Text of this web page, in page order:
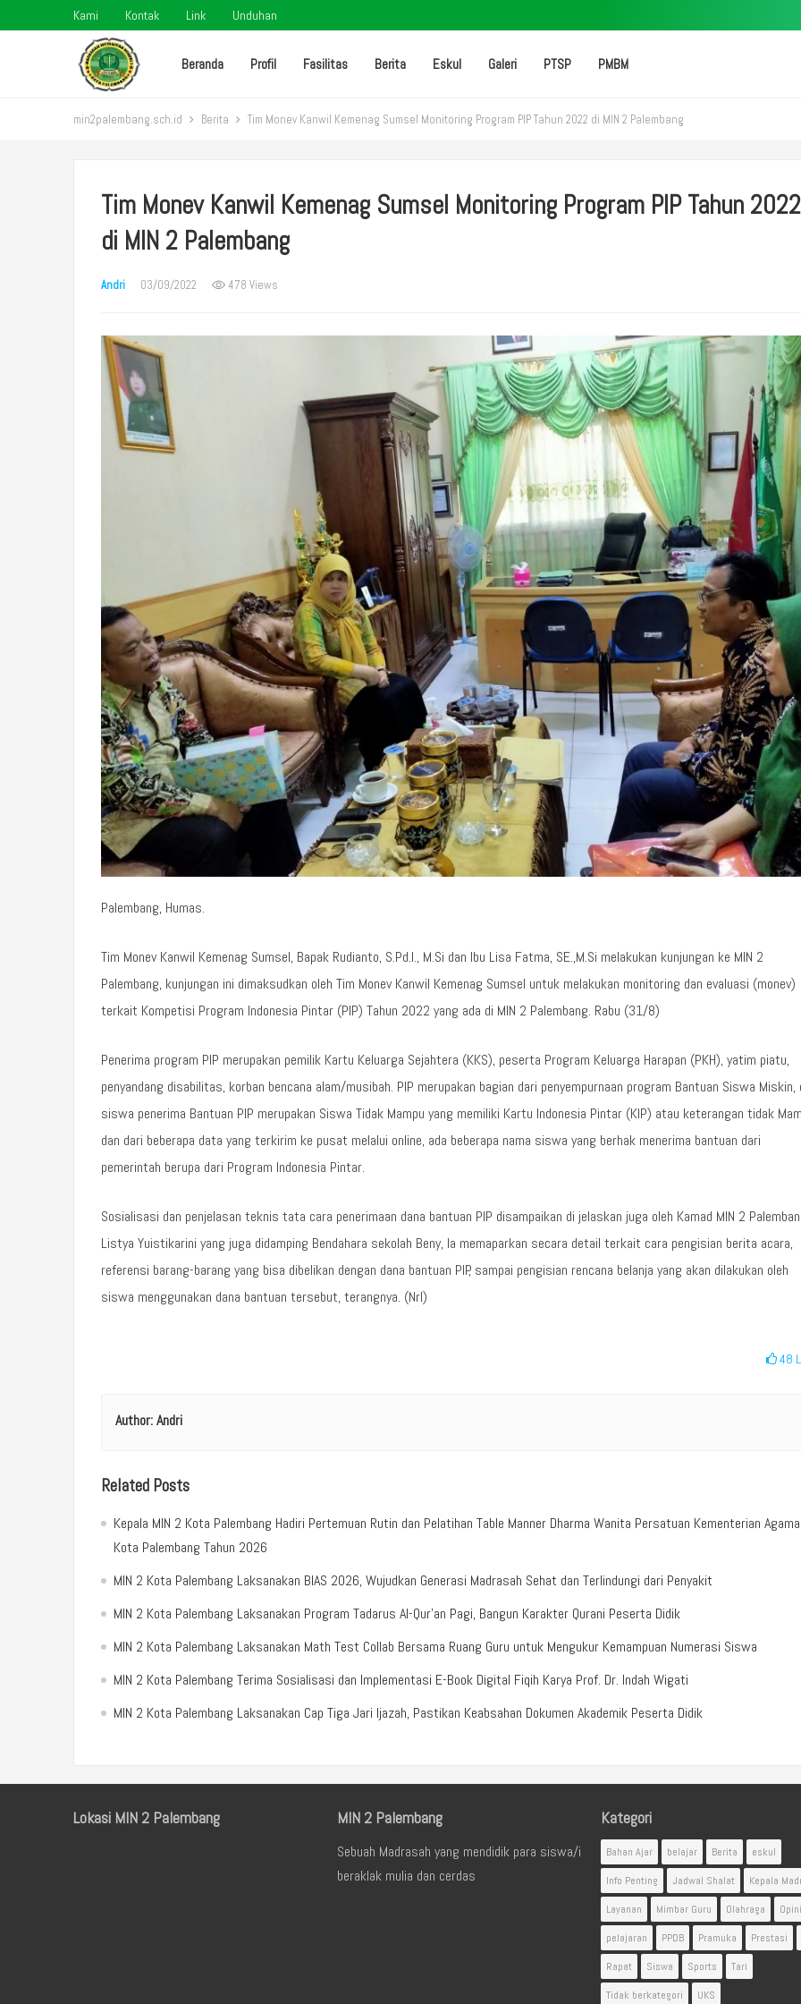
Kami Kontak Link Unduhan
Beranda Profil Fasilitas Berita Eskul Galeri PTSP PMBM
min2palembang.sch.id Berita Tim Monev Kanwil Kemenag Sumsel Monitoring Program PIP Tahun 2022 di MIN 2 Palembang
Tim Monev Kanwil Kemenag Sumsel Monitoring Program PIP Tahun 2022
di MIN 2 Palembang
Andri 03/09/2022 478 Views
Palembang, Humas.
Tim Monev Kanwil Kemenag Sumsel, Bapak Rudianto, S.Pd.I., M.Si dan Ibu Lisa Fatma, SE.,M.Si melakukan kunjungan ke MIN 2
Palembang, kunjungan ini dimaksudkan oleh Tim Monev Kanwil Kemenag Sumsel untuk melakukan monitoring dan evaluasi (monev)
terkait Kompetisi Program Indonesia Pintar (PIP) Tahun 2022 yang ada di MIN 2 Palembang. Rabu (31/8)
Penerima program PIP merupakan pemilik Kartu Keluarga Sejahtera (KKS), peserta Program Keluarga Harapan (PKH), yatim piatu,
penyandang disabilitas, korban bencana alam/musibah. PIP merupakan bagian dari penyempurnaan program Bantuan Siswa Miskin,
siswa penerima Bantuan PIP merupakan Siswa Tidak Mampu yang memiliki Kartu Indonesia Pintar (KIP) atau keterangan tidak
dan dari beberapa data yang terkirim ke pusat melalui online, ada beberapa nama siswa yang berhak menerima bantuan dari
pemerintah berupa dari Program Indonesia Pintar.
Sosialisasi dan penjelasan teknis tata cara penerimaan dana bantuan PIP disampaikan di jelaskan juga oleh Kamad MIN 2
Listya Yuistikarini yang juga didamping Bendahara sekolah Beny, Ia memaparkan secara detail terkait cara pengisian berita acara,
referensi barang-barang yang bisa dibelikan dengan dana bantuan PIP, sampai pengisian rencana belanja yang akan dilakukan oleh
siswa menggunakan dana bantuan tersebut, terangnya. (Nrl)
48
Author:Andri
Related Posts
Kepala MIN 2 Kota Palembang Hadiri Pertemuan Rutin dan Pelatihan Table Manner Dharma Wanita Persatuan Kementerian Agama
Kota Palembang Tahun 2026
MIN 2 Kota Palembang Laksanakan BIAS 2026, Wujudkan Generasi Madrasah Sehat dan Terlindungi dari Penyakit
MIN 2 Kota Palembang Laksanakan Program Tadarus Al-Qur’an Pagi, Bangun Karakter Qurani Peserta Didik
MIN 2 Kota Palembang Laksanakan Math Test Collab Bersama Ruang Guru untuk Mengukur Kemampuan Numerasi Siswa
MIN 2 Kota Palembang Terima Sosialisasi dan Implementasi E-Book Digital Fiqih Karya Prof. Dr. Indah Wigati
MIN 2 Kota Palembang Laksanakan Cap Tiga Jari Ijazah, Pastikan Keabsahan Dokumen Akademik Peserta Didik
Lokasi MIN 2 Palembang MIN 2 Palembang
Sebuah Madrasah yang mendidik para siswa/i
beraklak mulia dan cerdas
Kategori
Bahan Ajar belajar Berita
eskul
Info Penting
Jadwal Shalat
Kepala
Layanan
Mimbar Guru Olahraga
Opini
pelajaran
PPDB Pramuka Prestasi
Rapat
Siswa Sports
Tari
Tidak berkategori
UKS